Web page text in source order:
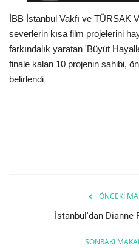
Kültür - Sanat
İBB İstanbul Vakfı ve TÜRSAK
severlerin kısa film projelerini
farkındalık yaratan 'Büyüt
finale kalan 10 projenin sahibi,
belirlendi
ÖNCEKI
İstanbul'dan Dianne
SONRAKI